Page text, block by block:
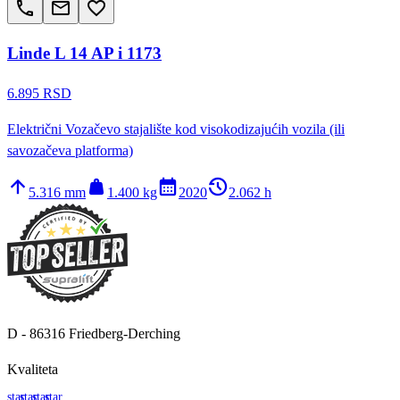
call email favorite_border
Linde L 14 AP i 1173
6.895 RSD
Električni Vozačevo stajalište kod visokodizajućih vozila (ili
savozačeva platforma)
arrow_upward 5.316 mm weight 1.400 kgcalendar_month2020history_22.062 h
D - 86316 Friedberg-Derching
Kvaliteta
starstarstarstar